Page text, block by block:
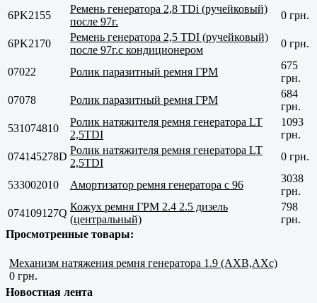
6PK2155
Ремень генератора 2,8 TDi (ручейковый)
после 97г.
0 грн.
6PK2170
Ремень генератора 2,5 TDI (ручейковый)
после 97г.с кондиционером
0 грн.
07022 Ролик паразитный ремня ГРМ
675
грн.
07078
Ролик паразитный ремня ГРМ
684
грн.
531074810
Ролик натяжителя ремня генератора LT
2,5TDI
1093
грн.
074145278D
Ролик натяжителя ремня генератора LT
2,5TDI
0 грн.
533002010 Амортизатор ремня генератора с 96
3038
грн.
074109127Q
Кожух ремня ГРМ 2.4 2.5 дизель
(центральный)
798
грн.
Просмотренные товары:
Механизм натяжения ремня генератора 1.9 (AXB,AXс)
0 грн.
Новостная лента